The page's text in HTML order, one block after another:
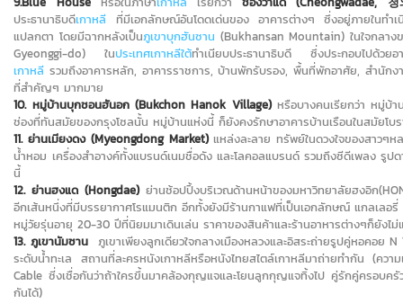
ประธานาธิบดีเกาหลี ที่มีเอกลักษณ์อันโดดเด่นของ อาคารต่างๆ ซึ่งอยู่ภายในทำ
แปลกตา โดยมีฉากหลังเป็นภูเขาบุกฮันซาน (Bukhansan Mountain) ในใจกลาง
Gyeonggi-do) ในประเทศเกาหลีใต้ทำเนียบประธานาธิบดี ซึ่งประกอบไปด้วย
เกาหลี รวมถึงอาคารหลัก, อาคารราชการ, บ้านพักรับรอง, พื้นที่พักอาศัย, สำนัก
ที่สำคัญๆ มากมาย
10. หมู่บ้านบุกชอนฮันอก (Bukchon Hanok Village) หรือบางคนเรียกว่า หมู่
ช่องที่ทันสมัยของกรุงโซลนั้น หมู่บ้านแห่งนี้ ก็ยังคงรักษาอาคารบ้านเรือนในสมัยโบ
11.ย่านเมียงดง (Myeongdong Market) แหล่งละลาย ทรัพย์ในดวงใจของสาวๆ
น้ำหอม เครื่องสำอางค์ทั้งแบรนด์เนมชื่อดัง และโลคอลแบรนด์ รวมถึงซีดีเพลง รูป
นี้
12. ย่านฮงแด (Hongdae)ย่านช้อปปิ้งบริเวณด้านหน้าของมหาวิทยาลัยฮงอิก(
อีกเส้นหนึ่งที่มีบรรยากาศโรแมนติก อีกทั้งยังมีร้านกาแฟที่เป็นเอกลักษณ์ แกลเลอ
หมู่วัยรุ่นอายุ20-30ปีที่นิยมมาเดินเล่น ราคาของสินค้าและร้านอาหารต่างๆก็ยังไ
13. ภูเขานัมซานภูเขาเพียงลูกเดียวใจกลางเมืองหลวงและอิสระถ่ายรูปคู่หอคอยN
ระดับน้ำทะเล สถานที่ละครหนังเกาหลีหรือหนังไทยสไตล์เกาหลีมาถ่ายทำกัน (ควา
Cableซี่งเชื่อกันว่าถ้าใครขึ้นมาคล้องกุญแจและโยนลูกกุญแจทิ้งไป คู่รักคู่ครอบ
กันได้)